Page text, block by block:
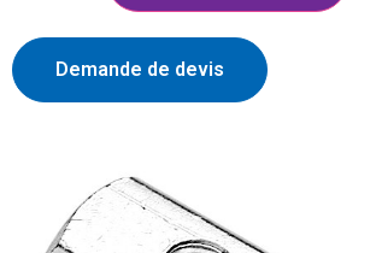
Demande de devis